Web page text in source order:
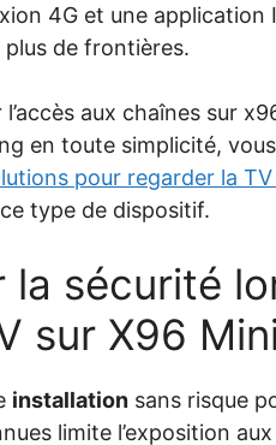
4G et une application
plus de frontières.
aux chaînes sur
en toute simplicité,
pour regarder la
type de dispositif.
sécurité
sur X96
installation sans risque
limite l’exposition